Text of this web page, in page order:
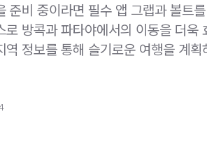
준비 중이라면 필수 앱 그랩과 볼트
로 방콕과 파타야에서의 이동을 더욱
역 정보를 통해 슬기로운 여행을 계획